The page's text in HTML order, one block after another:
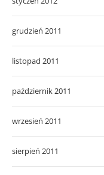
grudzień 2011
listopad 2011
październik 2011
wrzesień 2011
sierpień 2011